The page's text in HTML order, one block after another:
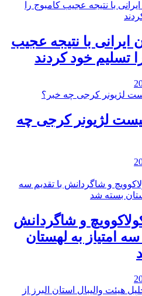
ایرانی با نتیجه عجیب
تسلیم خود کردند
لژیونر کرجی چه
و شاگردانش
سه امتیاز به لهستان